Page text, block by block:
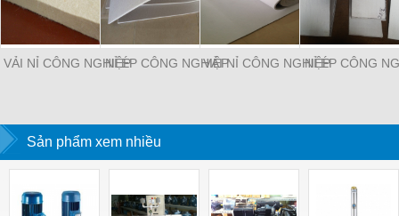
VẢI NỈ CÔNG NGHIỆPNỈ ÉP CÔNG NGHIỆPVẢI NỈ CÔNG NGHIỆPNỈ ÉP CÔNG
Sản phẩm xem nhiều